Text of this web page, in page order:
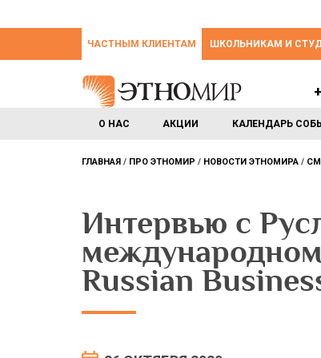
ЧАСТНЫМ КЛИЕНТАМ ШКОЛЬНИКАМ И
О НАС АКЦИИ КАЛЕНДАРЬ
ГЛАВНАЯ ПРО ЭТНОМИР НОВОСТИ ЭТНОМИРА
Интервью с
Russian